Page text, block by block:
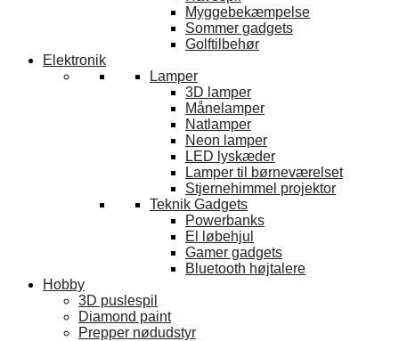
Myggebekæmpelse
Sommer gadgets
Golftilbehør
Elektronik
Lamper
3D lamper
Månelamper
Natlamper
Neon lamper
LED lyskæder
Lamper til børneværelset
Stjernehimmel projektor
Teknik Gadgets
Powerbanks
El løbehjul
Gamer gadgets
Bluetooth højtalere
Hobby
3D puslespil
Diamond paint
Prepper nødudstyr